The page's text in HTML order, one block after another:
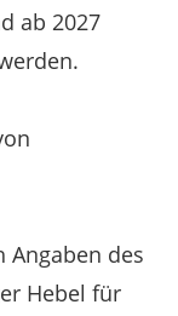
ab 2027
Angaben des
Hebel für